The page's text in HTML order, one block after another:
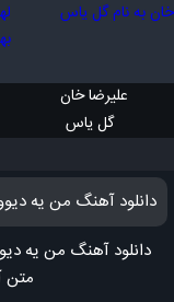
علیرضا خان
گل یاس
دانلود آهنگ من یه
دانلود آهنگ من یه
متن